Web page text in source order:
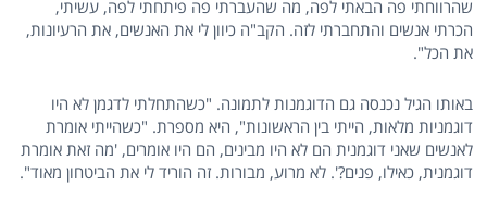
שהרווחתי פה הבאתי לפה, מה שהעברתי פה פיתחתי לפה, עשיתי,
הכרתי אנשים והתחברתי לזה. הקב"ה כיוון לי את האנשים, את הרעיונות,
את הכל".
באותו הגיל נכנסה גם הדוגמנות לתמונה. "כשהתחלתי לדגמן לא היו
דוגמניות מלאות, הייתי בין הראשונות", היא מספרת. "כשהייתי אומרת
לאנשים שאני דוגמנית הם לא היו מבינים, הם היו אומרים, 'מה זאת אומרת
דוגמנית, כאילו, פנים?'. לא מרוע, מבורות. זה הוריד לי את הביטחון מאוד".